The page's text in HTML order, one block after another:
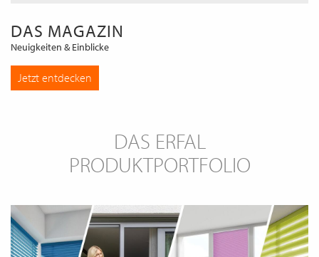
DAS MAGAZIN
Neuigkeiten & Einblicke
Jetzt entdecken
DAS ERFAL
PRODUKTPORTFOLIO